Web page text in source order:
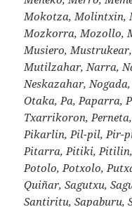
Mokotza, Molintxin,
Mozkorra, Mozollo,
Musiero,
Mutilzahar, Narra,
Neskazahar,
Otaka, Pa, Paparra,
Txarrikoron,
Pikarlin, Pil-pil, Pir-
Pitarra, Pitiki,
Potolo, Potxolo,
Quiñar, Sagutxu,
Santiritu, Sapaburu,